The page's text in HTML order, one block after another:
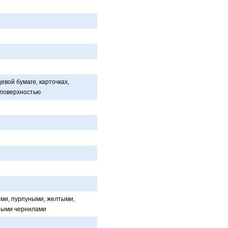
бумaге, кaрточкaх,
пурпуными, желтыми,
чернилaми